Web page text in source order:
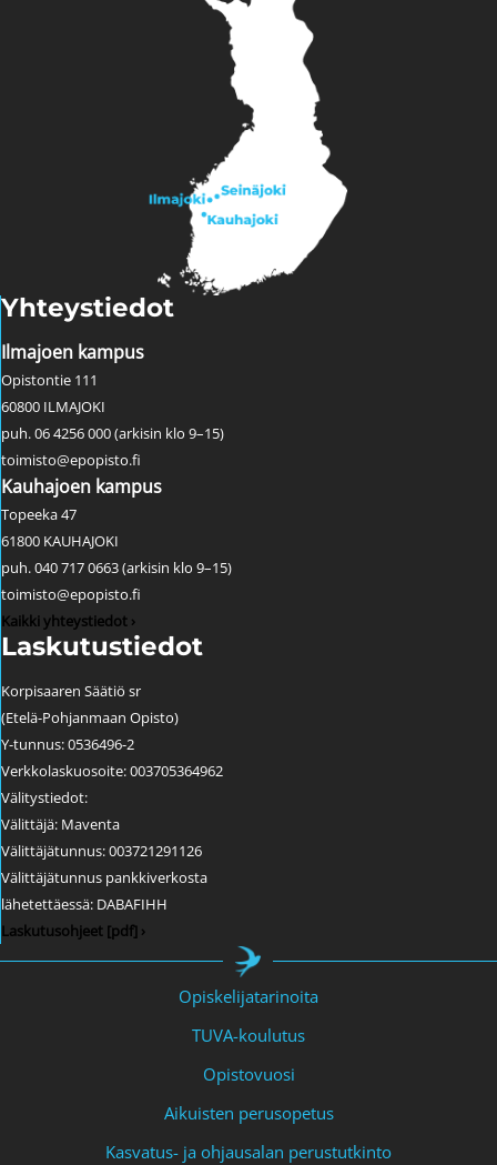
Yhteystiedot
Ilmajoen kampus
Opistontie 111
60800 ILMAJOKI
puh. 06 4256 000 (arkisin klo 9–15)
toimisto@epopisto.fi
Kauhajoen kampus
Topeeka 47
61800 KAUHAJOKI
puh. 040 717 0663 (arkisin klo 9–15)
toimisto@epopisto.fi
Kaikki yhteystiedot ›
Laskutustiedot
Korpisaaren Säätiö sr
(Etelä-Pohjanmaan Opisto)
Y-tunnus: 0536496-2
Verkkolaskuosoite: 003705364962
Välitystiedot:
Välittäjä: Maventa
Välittäjätunnus: 003721291126
Välittäjätunnus pankkiverkosta
lähetettäessä: DABAFIHH
Laskutusohjeet [pdf] ›
Opiskelijatarinoita
TUVA-koulutus
Opistovuosi
Aikuisten perusopetus
Kasvatus- ja ohjausalan perustutkinto